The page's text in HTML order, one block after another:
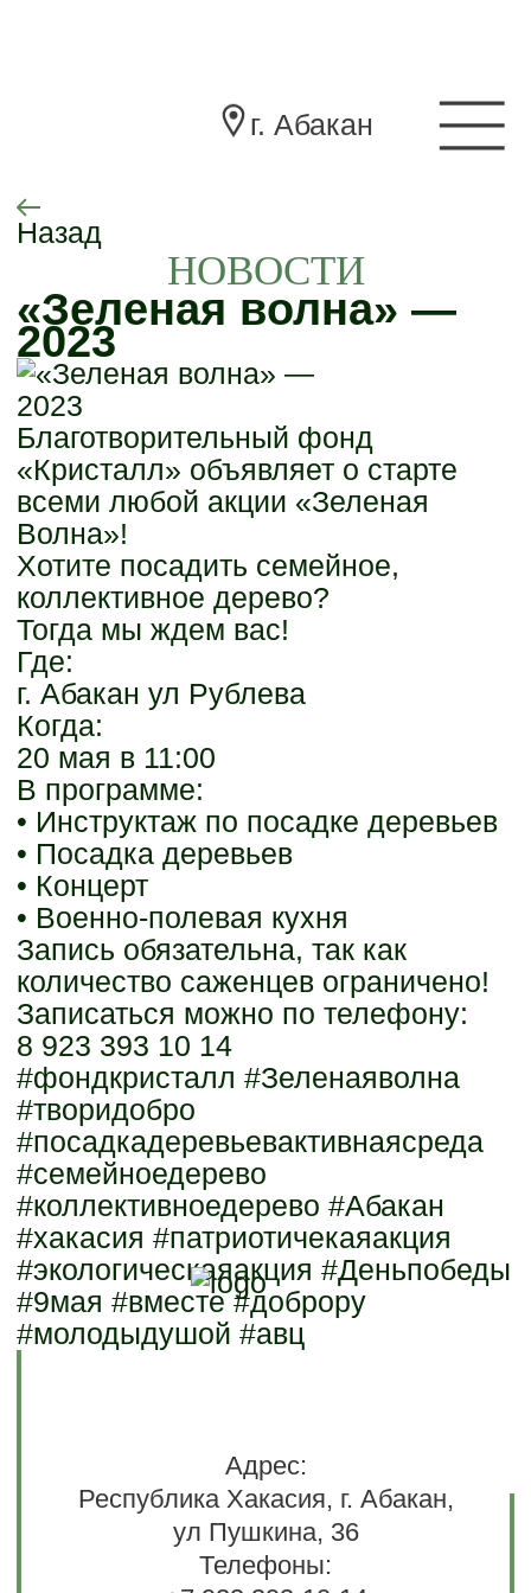
г. Абакан
Назад
НОВОСТИ
«Зеленая волна» —
2023
Благотворительный фонд
«Кристалл» объявляет о старте
всеми любой акции «Зеленая
Волна»!
Хотите посадить семейное,
коллективное дерево?
Тогда мы ждем вас!
Где:
г. Абакан ул Рублева
Когда:
20 мая в 11:00
В программе:
• Инструктаж по посадке деревьев
• Посадка деревьев
• Концерт
• Военно-полевая кухня
Запись обязательна, так как
количество саженцев ограничено!
Записаться можно по телефону:
8 923 393 10 14
#фондкристалл #Зеленаяволна
#творидобро
#посадкадеревьевактивнаясреда
#семейноедерево
#коллективноедерево #Абакан
#хакасия #патриотичекаяакция
#экологическаяакция #Деньпобеды
#9мая #вместе #доброру
#молодыдушой #авц
Адрес:
Республика Хакасия, г. Абакан,
ул Пушкина, 36
Телефоны: